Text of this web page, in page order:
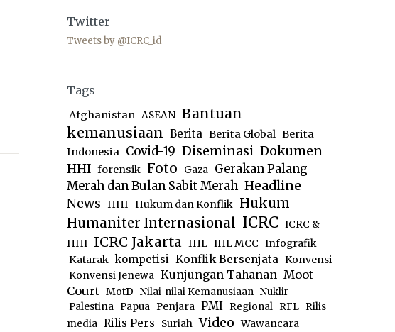
Twitter
Tweets by @ICRC_id
Tags
Afghanistan ASEAN Bantuan
kemanusiaan Berita Berita Global Berita
Indonesia Covid-19 Diseminasi Dokumen
HHI forensik Foto Gaza Gerakan Palang
Merah dan Bulan Sabit Merah Headline
News
HHI Hukum dan Konflik Hukum
Humaniter Internasional ICRC ICRC &
HHI ICRC Jakarta IHL IHL MCC Infografik
Katarak kompetisi Konflik Bersenjata Konvensi
Konvensi Jenewa Kunjungan Tahanan Moot
Court MotD Nilai-nilai Kemanusiaan Nuklir
Palestina
Papua Penjara PMI Regional RFL
Rilis
media Rilis Pers Suriah Video Wawancara